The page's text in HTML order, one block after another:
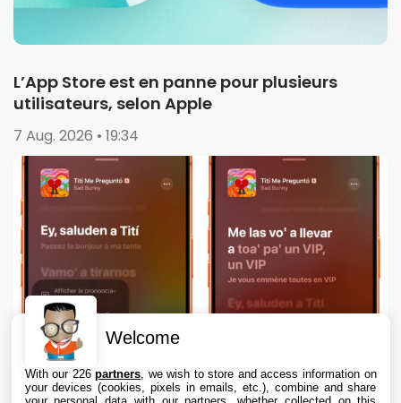
L’App Store est en panne pour plusieurs
utilisateurs, selon Apple
7 Aug. 2026 • 19:34
Welcome
With our 226partners , we wish to store and access information on
your devices (cookies, pixels in emails, etc.), combine and share
your personal data with our partners, whether collected on this